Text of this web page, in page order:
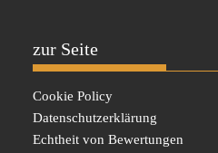
zur Seite
Cookie Policy
Datenschutzerklärung
Echtheit von Bewertungen